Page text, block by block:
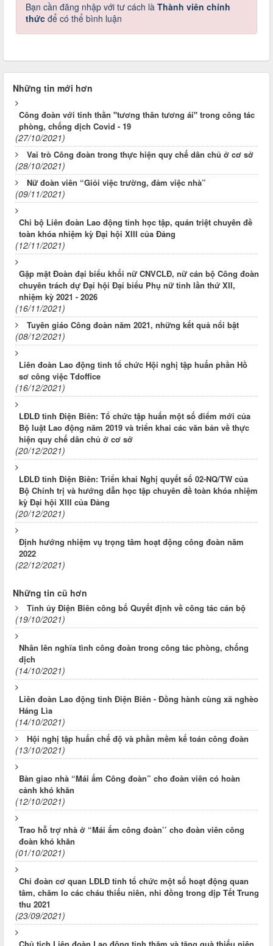
Bạn cần đăng nhập với tư cách là Thành viên chính
thức để có thể bình luận
Những tin mới hơn
Công đoàn với tinh thần "tương thân tương ái" trong công tác
phòng, chống dịch Covid - 19
(27/10/2021)
Vai trò Công đoàn trong thực hiện quy chế dân chủ ở cơ sở
(28/10/2021)
Nữ đoàn viên “Giỏi việc trường, đảm việc nhà”
(09/11/2021)
Chi bộ Liên đoàn Lao động tỉnh học tập, quán triệt chuyên đề
toàn khóa nhiệm kỳ Đại hội XIII của Đảng
(12/11/2021)
Gặp mặt Đoàn đại biểu khối nữ CNVCLĐ, nữ cán bộ Công đoàn
chuyên trách dự Đại hội Đại biểu Phụ nữ tỉnh lần thứ XII,
nhiệm kỳ 2021 - 2026
(16/11/2021)
Tuyên giáo Công đoàn năm 2021, những kết quả nổi bật
(08/12/2021)
Liên đoàn Lao động tỉnh tổ chức Hội nghị tập huấn phần Hồ
sơ công việc Tdoffice
(16/12/2021)
LĐLĐ tỉnh Điện Biên: Tổ chức tập huấn một số điểm mới của
Bộ luật Lao động năm 2019 và triển khai các văn bản về thực
hiện quy chế dân chủ ở cơ sở
(20/12/2021)
LĐLĐ tỉnh Điện Biên: Triển khai Nghị quyết số 02-NQ/TW của
Bộ Chính trị và hướng dẫn học tập chuyên đề toàn khóa nhiệm
kỳ Đại hội XIII của Đảng
(20/12/2021)
Định hướng nhiệm vụ trọng tâm hoạt động công đoàn năm
2022
(22/12/2021)
Những tin cũ hơn
Tỉnh ủy Điện Biên công bố Quyết định về công tác cán bộ
(19/10/2021)
Nhân lên nghĩa tình công đoàn trong công tác phòng, chống
dịch
(14/10/2021)
Liên đoàn Lao động tỉnh Điện Biên - Đồng hành cùng xã nghèo
Háng Lìa
(14/10/2021)
Hội nghị tập huấn chế độ và phần mềm kế toán công đoàn
(13/10/2021)
Bàn giao nhà “Mái ấm Công đoàn” cho đoàn viên có hoàn
cảnh khó khăn
(12/10/2021)
Trao hỗ trợ nhà ở “Mái ấm công đoàn’’ cho đoàn viên công
đoàn khó khăn
(01/10/2021)
Chi đoàn cơ quan LĐLĐ tỉnh tổ chức một số hoạt động quan
tâm, chăm lo các cháu thiếu niên, nhi đồng trong dịp Tết Trung
thu 2021
(23/09/2021)